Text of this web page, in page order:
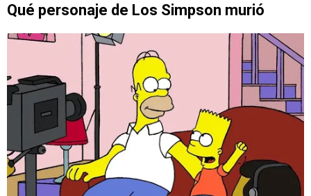
Qué personaje de Los Simpson murió